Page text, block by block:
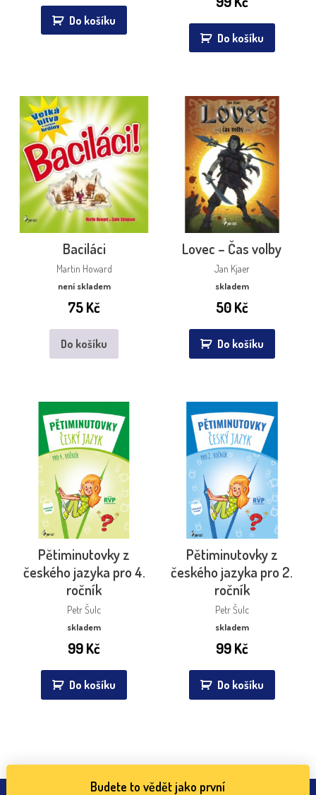
Do košíku
Do košíku
Baciláci
Martin Howard
není skladem
75Kč
Do košíku
Lovec – Čas volby
Jan Kjaer
skladem
50Kč
Do košíku
Pětiminutovky z
českého jazyka pro 4.
ročník
Petr Šulc
skladem
99Kč
Do košíku
Pětiminutovky z
českého jazyka pro 2.
ročník
Petr Šulc
skladem
99Kč
Do košíku
Budete to vědět jako první